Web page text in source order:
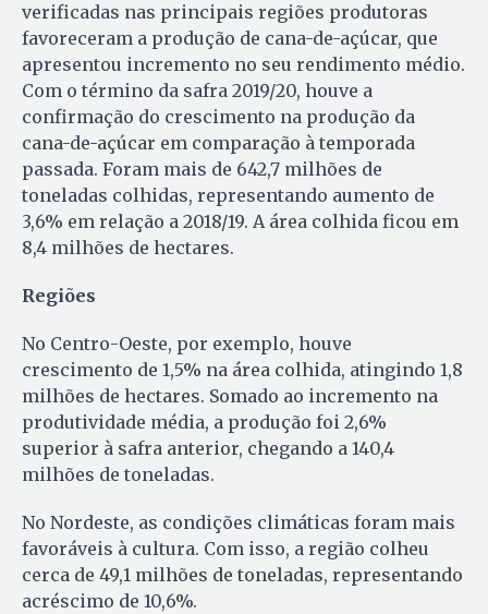
verificadas nas principais regiões produtoras
favoreceram a produção de cana-de-açúcar, que
apresentou incremento no seu rendimento médio.
Com o término da safra 2019/20, houve a
confirmação do crescimento na produção da
cana-de-açúcar em comparação à temporada
passada. Foram mais de 642,7 milhões de
toneladas colhidas, representando aumento de
3,6% em relação a 2018/19. A área colhida ficou em
8,4 milhões de hectares.
Regiões
No Centro-Oeste, por exemplo, houve
crescimento de 1,5% na área colhida, atingindo 1,8
milhões de hectares. Somado ao incremento na
produtividade média, a produção foi 2,6%
superior à safra anterior, chegando a 140,4
milhões de toneladas.
No Nordeste, as condições climáticas foram mais
favoráveis à cultura. Com isso, a região colheu
cerca de 49,1 milhões de toneladas, representando
acréscimo de 10,6%.